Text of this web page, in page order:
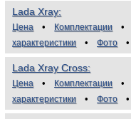
Lada Xray
Цена Комплектации
характеристики
Фото
Lada Xray Cross
Цена Комплектации
характеристики
Фото